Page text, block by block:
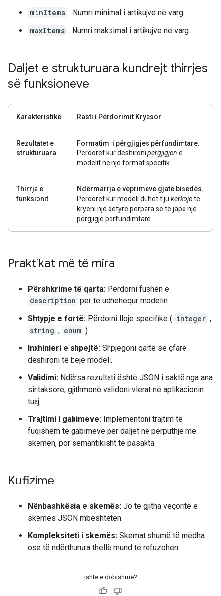
minItems : Numri minimal i artikujve në varg.
maxItems : Numri maksimal i artikujve në varg.
Daljet e strukturuara kundrejt thirrjes
së funksioneve
Karakteristikë Rasti i Përdorimit Kryesor
Rezultatet e
strukturuara
Formatimi i përgjigjes përfundimtare.
Përdoret kur dëshironi përgjigjen e
modelit në një format specifik.
Thirrja e
funksionit
Ndërmarrja e veprimeve gjatë bisedës.
Përdoret kur modeli duhet t'ju kërkojëtë
kryeni një detyrë përpara se të japë një
përgjigje përfundimtare.
Praktikat më të mira
Përshkrime të qarta: Përdorni fushën e
description për të udhëhequr modelin.
Shtypje e fortë: Përdorni lloje specifike ( integer ,
string , enum ).
Inxhinieri e shpejtë: Shpjegoni qartë se çfarë
dëshironi të bëjë modeli.
Validimi: Ndërsa rezultati është JSON i saktë nga ana
sintaksore, gjithmonë validoni vlerat në aplikacionin
tuaj.
Trajtimi i gabimeve: Implementoni trajtim të
fuqishëm të gabimeve për daljet në përputhje me
skemën, por semantikisht të pasakta.
Kufizime
Nënbashkësia e skemës: Jo të gjitha veçoritë e
skemës JSON mbështeten.
Kompleksiteti i skemës: Skemat shumë të mëdha
ose të ndërthurura thellë mund të refuzohen.
Ishte e dobishme?